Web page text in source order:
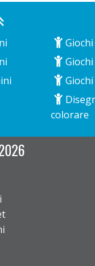
colorare